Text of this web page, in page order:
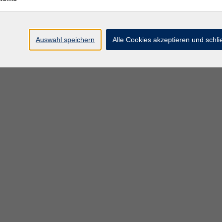
Auswahl speichern Alle Cookies akzeptieren und